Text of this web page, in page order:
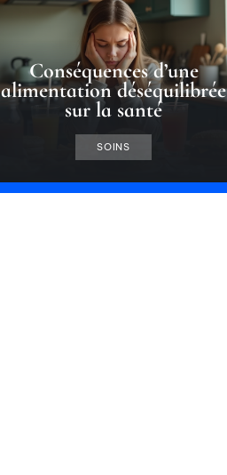
Conséquences d’une
alimentation déséquilibrée
sur la santé
SOINS